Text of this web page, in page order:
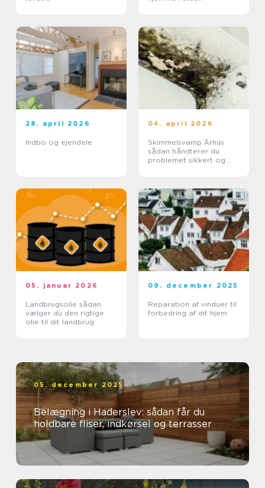
28. april 2026
Indbo og ejendele
04. april 2026
Skimmelsvamp Århus
sådan håndterer du
problemet sikkert og
05. januar 2026
Landbrugsolie sådan
vælger du den rigtige
olie til dit landbrug
09. december 2025
Reparation af vinduer til
forbedring af dit hjem
05. december 2025
Belægning i Haderslev: sådan får du
holdbare fliser, indkørsel og terrasser